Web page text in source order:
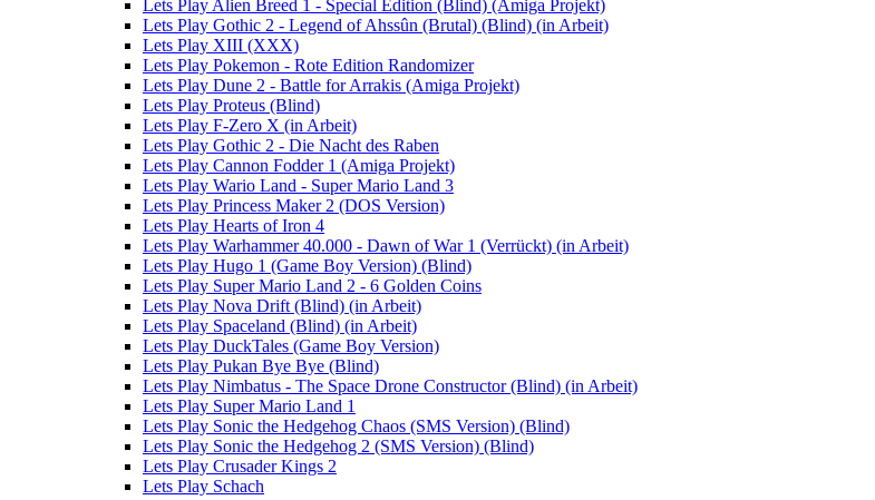
Lets Play Alien Breed 1 - Special Edition (Blind) (Amiga Projekt)
Lets Play Gothic 2 - Legend of Ahssûn (Brutal) (Blind) (in Arbeit)
Lets Play XIII (XXX)
Lets Play Pokemon - Rote Edition Randomizer
Lets Play Dune 2 - Battle for Arrakis (Amiga Projekt)
Lets Play Proteus (Blind)
Lets Play F-Zero X (in Arbeit)
Lets Play Gothic 2 - Die Nacht des Raben
Lets Play Cannon Fodder 1 (Amiga Projekt)
Lets Play Wario Land - Super Mario Land 3
Lets Play Princess Maker 2 (DOS Version)
Lets Play Hearts of Iron 4
Lets Play Warhammer 40.000 - Dawn of War 1 (Verrückt) (in Arbeit)
Lets Play Hugo 1 (Game Boy Version) (Blind)
Lets Play Super Mario Land 2 - 6 Golden Coins
Lets Play Nova Drift (Blind) (in Arbeit)
Lets Play Spaceland (Blind) (in Arbeit)
Lets Play DuckTales (Game Boy Version)
Lets Play Pukan Bye Bye (Blind)
Lets Play Nimbatus - The Space Drone Constructor (Blind) (in Arbeit)
Lets Play Super Mario Land 1
Lets Play Sonic the Hedgehog Chaos (SMS Version) (Blind)
Lets Play Sonic the Hedgehog 2 (SMS Version) (Blind)
Lets Play Crusader Kings 2
Lets Play Schach